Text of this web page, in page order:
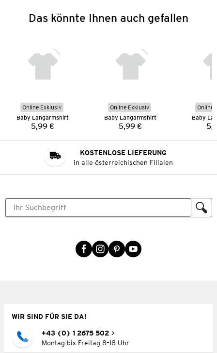
Das könnte Ihnen auch gefallen
Online Exklusiv
Baby Langarmshirt
Preis:
5,99 €
Online Exklusiv
Baby Langarmshirt
Preis:
5,99 €
Online
Baby
KOSTENLOSE LIEFERUNG
in alle österreichischen Filialen
WIR SIND FÜR SIE DA!
+43 (0) 1 2675 502
Montag bis Freitag 8–18 Uhr